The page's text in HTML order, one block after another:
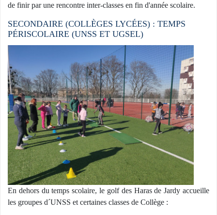
de finir par une rencontre inter-classes en fin d'année scolaire.
SECONDAIRE (COLLÈGES LYCÉES) : TEMPS
PÉRISCOLAIRE (UNSS ET UGSEL)
En dehors du temps scolaire, le golf des Haras de Jardy accueille
les groupes d´UNSS et certaines classes de Collège :